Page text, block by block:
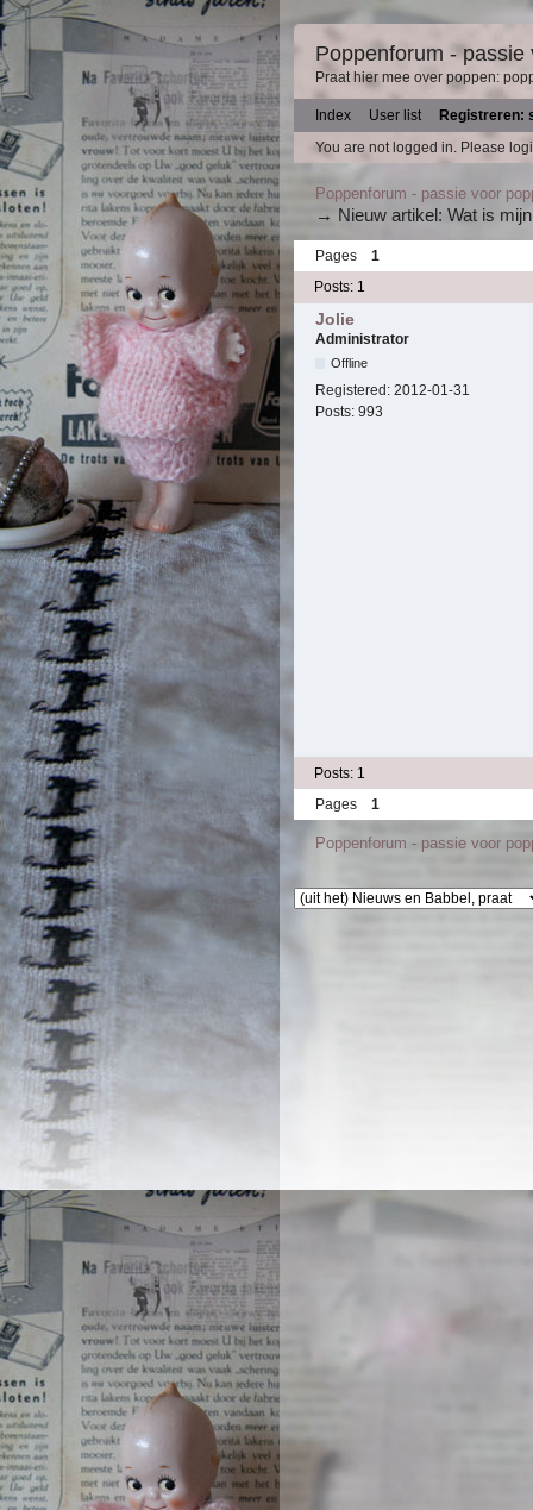
Poppenforum - passie
Praat hier mee over poppen:
Index User list
Registreren:
You are not logged in. Please
Poppenforum - passie voor
→ Nieuw artikel: Wat is
Pages
1
Posts: 1
Jolie
Administrator
Offline
Registered: 2012-01-31
Posts: 993
Posts: 1
Pages
1
Poppenforum - passie voor